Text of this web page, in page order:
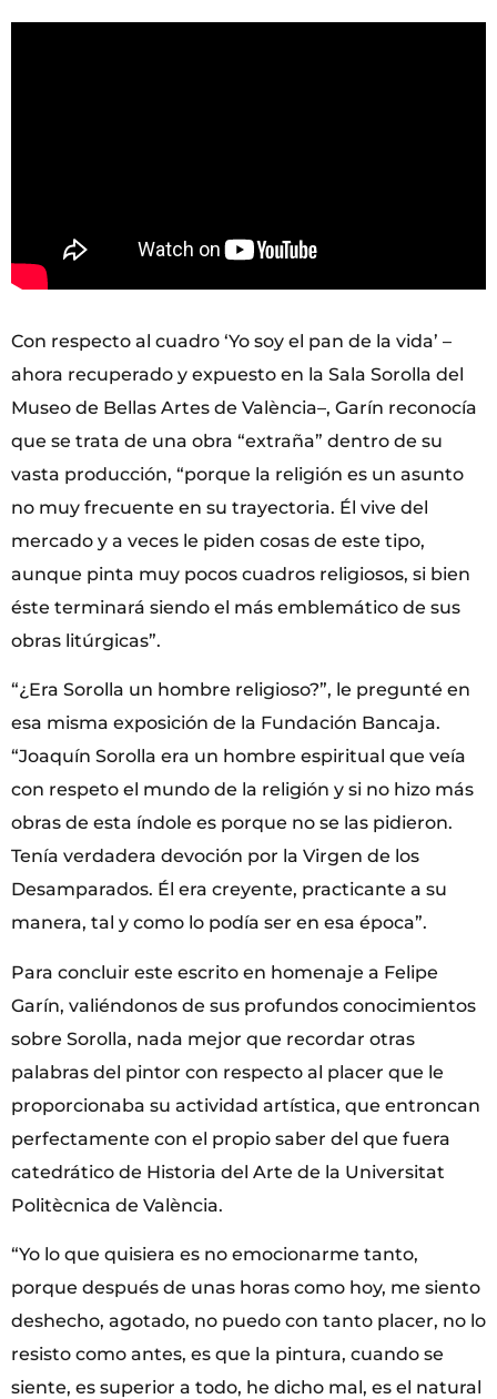
Con respecto al cuadro ‘Yo soy el pan de la vida’ –
ahora recuperado y expuesto en la Sala Sorolla del
Museo de Bellas Artes de València–, Garín reconocía
que se trata de una obra “extraña” dentro de su
vasta producción, “porque la religión es un asunto
no muy frecuente en su trayectoria. Él vive del
mercado y a veces le piden cosas de este tipo,
aunque pinta muy pocos cuadros religiosos, si bien
éste terminará siendo el más emblemático de sus
obras litúrgicas”.
“¿Era Sorolla un hombre religioso?”, le pregunté en
esa misma exposición de la Fundación Bancaja.
“Joaquín Sorolla era un hombre espiritual que veía
con respeto el mundo de la religión y si no hizo más
obras de esta índole es porque no se las pidieron.
Tenía verdadera devoción por la Virgen de los
Desamparados. Él era creyente, practicante a su
manera, tal y como lo podía ser en esa época”.
Para concluir este escrito en homenaje a Felipe
Garín, valiéndonos de sus profundos conocimientos
sobre Sorolla, nada mejor que recordar otras
palabras del pintor con respecto al placer que le
proporcionaba su actividad artística, que entroncan
perfectamente con el propio saber del que fuera
catedrático de Historia del Arte de la Universitat
Politècnica de València.
“Yo lo que quisiera es no emocionarme tanto,
porque después de unas horas como hoy, me siento
deshecho, agotado, no puedo con tanto placer, no lo
resisto como antes, es que la pintura, cuando se
siente, es superior a todo, he dicho mal, es el natural